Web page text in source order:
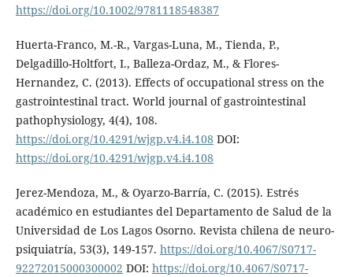
https://doi.org/10.1002/9781118548387
Huerta-Franco, M.-R., Vargas-Luna, M., Tienda, P.,
Delgadillo-Holtfort, I., Balleza-Ordaz, M., & Flores-
Hernandez, C. (2013). Effects of occupational stress on the
gastrointestinal tract. World journal of gastrointestinal
pathophysiology, 4(4), 108.
https://doi.org/10.4291/wjgp.v4.i4.108 DOI:
https://doi.org/10.4291/wjgp.v4.i4.108
Jerez-Mendoza, M., & Oyarzo-Barría, C. (2015). Estrés
académico en estudiantes del Departamento de Salud de la
Universidad de Los Lagos Osorno. Revista chilena de neuro-
psiquiatría, 53(3), 149-157. https://doi.org/10.4067/S0717-
92272015000300002 DOI: https://doi.org/10.4067/S0717-